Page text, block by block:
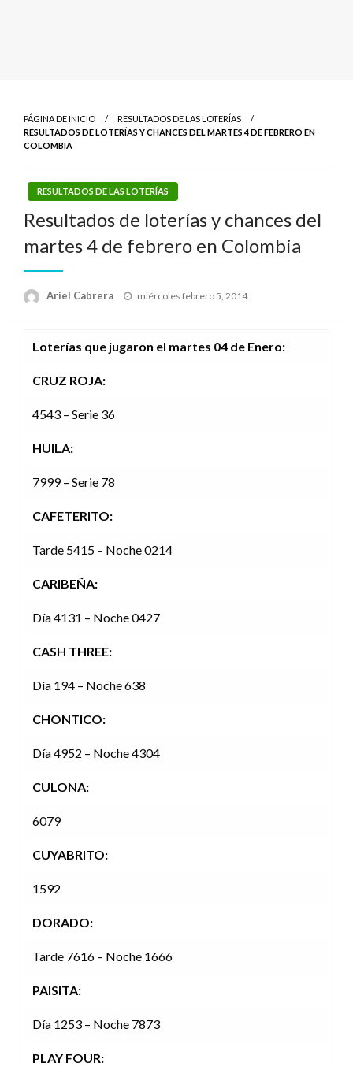
PÁGINA DE INICIO
RESULTADOS DE LAS LOTERÍAS
RESULTADOS DE LOTERÍAS Y CHANCES DEL MARTES 4 DE FEBRERO EN
COLOMBIA
RESULTADOS DE LAS LOTERÍAS
Resultados de loterías y chances del
martes 4 de febrero en Colombia
Ariel Cabrera
Publicado
miércoles febrero 5, 2014
Loterías que jugaron el martes 04 de Enero:
CRUZ ROJA:
4543 – Serie 36
HUILA:
7999 – Serie 78
CAFETERITO:
Tarde 5415 – Noche 0214
CARIBEÑA:
Día 4131 – Noche 0427
CASH THREE:
Día 194 – Noche 638
CHONTICO:
Día 4952 – Noche 4304
CULONA:
6079
CUYABRITO:
1592
DORADO:
Tarde 7616 – Noche 1666
PAISITA:
Día 1253 – Noche 7873
PLAY FOUR: